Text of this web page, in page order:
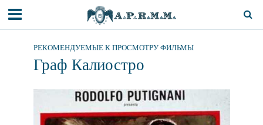
РЕКОМЕНДУЕМЫЕ К ПРОСМОТРУ ФИЛЬМЫ
Граф Калиостро